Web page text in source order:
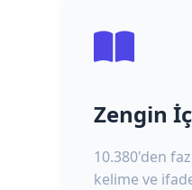
Zengin
10.380'den
kelime ve